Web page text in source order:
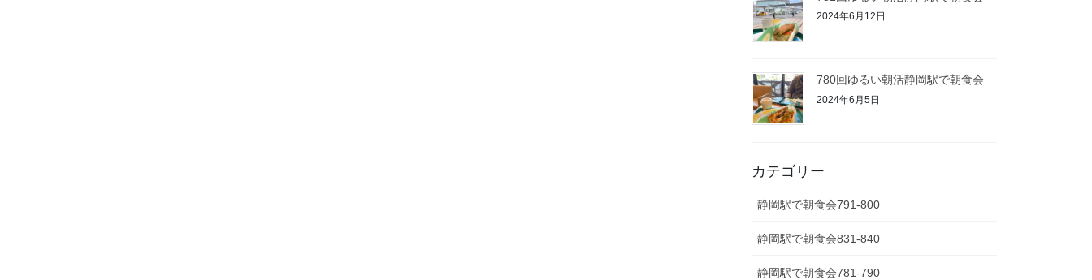
2024年6月12日
780回ゆるい朝活静岡駅で朝食会
2024年6月5日
カテゴリー
静岡駅で朝食会791-800
静岡駅で朝食会831-840
静岡駅で朝食会781-790